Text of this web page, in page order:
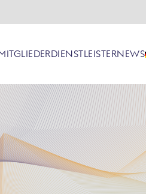
DIENSTLEISTERNEWS